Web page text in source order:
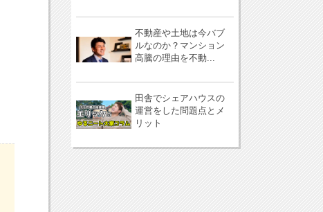
不動産や土地は今バブ
ルなのか？マンション
高騰の理由を不動...
田舎でシェアハウスの
運営をした問題点とメ
リット